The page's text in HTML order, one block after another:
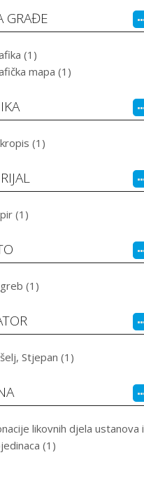
GRAĐE
(1)
mapa (1)
(1)
(1)
(1)
Stjepan (1)
likovnih djela ustanova i
(1)